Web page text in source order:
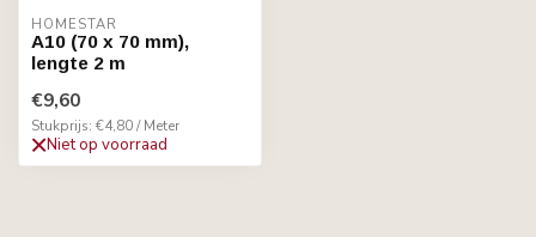
HOMESTAR
A10 (70 x 70 mm),
lengte 2 m
€9,60
Stukprijs: €4,80 / Meter
Niet op voorraad